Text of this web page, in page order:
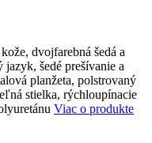
dvojfarebná šedá a
šedé prešívanie a
planžeta, polstrovaný
stielka, rýchloupínacie
Viac o produkte